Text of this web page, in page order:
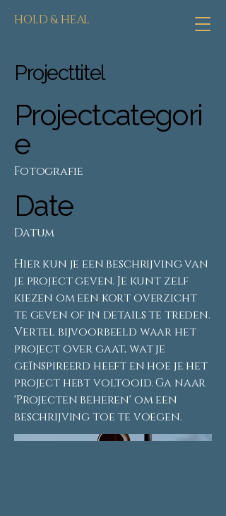
HOLD & HEAL
Projecttitel
Projectcategori
e
Fotografie
Date
Datum
Hier kun je een beschrijving van
je project geven. Je kunt zelf
kiezen om een kort overzicht
te geven of in details te treden.
Vertel bijvoorbeeld waar het
project over gaat, wat je
geïnspireerd heeft en hoe je het
project hebt voltooid. Ga naar
'Projecten beheren' om een
beschrijving toe te voegen.